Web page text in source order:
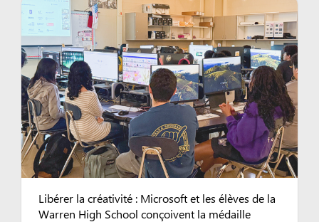
Libérer la créativité : Microsoft et les élèves de la
Warren High School conçoivent la médaille